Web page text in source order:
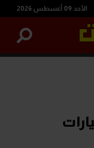
الأحد 09 أغسطس 2026